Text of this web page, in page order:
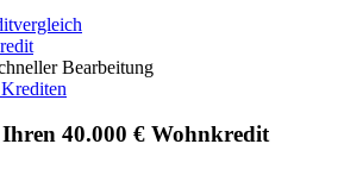
Bearbeitung
Ihren 40.000 € Wohnkredit